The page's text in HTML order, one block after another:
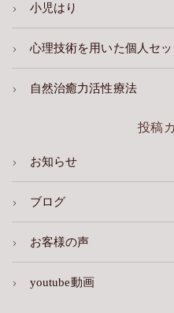
小児はり
心理技術を用いた個人セ
自然治癒力活性療法
投稿
お知らせ
ブログ
お客様の声
youtube動画